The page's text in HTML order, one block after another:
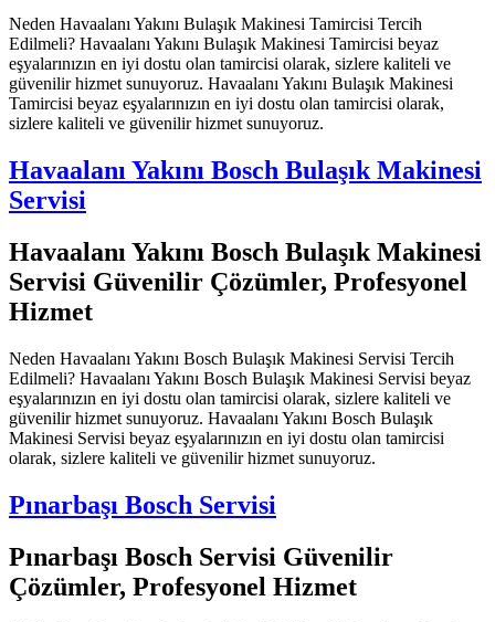
Neden Havaalanı Yakını Bulaşık Makinesi Tamircisi Tercih
Edilmeli? Havaalanı Yakını Bulaşık Makinesi Tamircisi beyaz
eşyalarınızın en iyi dostu olan tamircisi olarak, sizlere kaliteli ve
güvenilir hizmet sunuyoruz. Havaalanı Yakını Bulaşık Makinesi
Tamircisi beyaz eşyalarınızın en iyi dostu olan tamircisi olarak,
sizlere kaliteli ve güvenilir hizmet sunuyoruz.
Havaalanı Yakını Bosch Bulaşık Makinesi
Servisi
Havaalanı Yakını Bosch Bulaşık Makinesi
Servisi Güvenilir Çözümler, Profesyonel
Hizmet
Neden Havaalanı Yakını Bosch Bulaşık Makinesi Servisi Tercih
Edilmeli? Havaalanı Yakını Bosch Bulaşık Makinesi Servisi beyaz
eşyalarınızın en iyi dostu olan tamircisi olarak, sizlere kaliteli ve
güvenilir hizmet sunuyoruz. Havaalanı Yakını Bosch Bulaşık
Makinesi Servisi beyaz eşyalarınızın en iyi dostu olan tamircisi
olarak, sizlere kaliteli ve güvenilir hizmet sunuyoruz.
Pınarbaşı Bosch Servisi
Pınarbaşı Bosch Servisi Güvenilir
Çözümler, Profesyonel Hizmet